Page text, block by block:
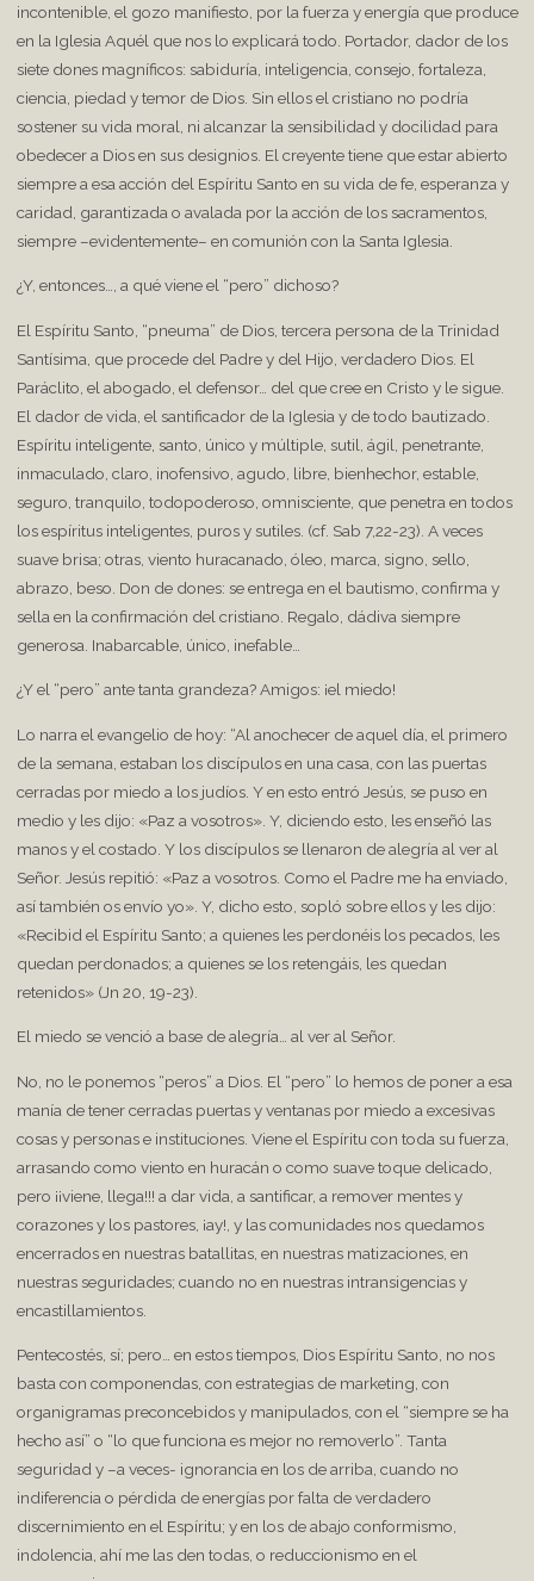
incontenible, el gozo manifiesto, por la fuerza y energía que produce
en la Iglesia Aquél que nos lo explicará todo. Portador, dador de los
siete dones magníficos: sabiduría, inteligencia, consejo, fortaleza,
ciencia, piedad y temor de Dios. Sin ellos el cristiano no podría
sostener su vida moral, ni alcanzar la sensibilidad y docilidad para
obedecer a Dios en sus designios. El creyente tiene que estar abierto
siempre a esa acción del Espíritu Santo en su vida de fe, esperanza y
caridad, garantizada o avalada por la acción de los sacramentos,
siempre –evidentemente– en comunión con la Santa Iglesia.
¿Y, entonces…, a qué viene el “pero” dichoso?
El Espíritu Santo, “pneuma” de Dios, tercera persona de la Trinidad
Santísima, que procede del Padre y del Hijo, verdadero Dios. El
Paráclito, el abogado, el defensor… del que cree en Cristo y le sigue.
El dador de vida, el santificador de la Iglesia y de todo bautizado.
Espíritu inteligente, santo, único y múltiple, sutil, ágil, penetrante,
inmaculado, claro, inofensivo, agudo, libre, bienhechor, estable,
seguro, tranquilo, todopoderoso, omnisciente, que penetra en todos
los espíritus inteligentes, puros y sutiles. (cf. Sab 7,22-23). A veces
suave brisa; otras, viento huracanado, óleo, marca, signo, sello,
abrazo, beso. Don de dones: se entrega en el bautismo, confirma y
sella en la confirmación del cristiano. Regalo, dádiva siempre
generosa. Inabarcable, único, inefable…
¿Y el “pero” ante tanta grandeza? Amigos: ¡el miedo!
Lo narra el evangelio de hoy: “Al anochecer de aquel día, el primero
de la semana, estaban los discípulos en una casa, con las puertas
cerradas por miedo a los judíos. Y en esto entró Jesús, se puso en
medio y les dijo: «Paz a vosotros». Y, diciendo esto, les enseñó las
manos y el costado. Y los discípulos se llenaron de alegría al ver al
Señor. Jesús repitió: «Paz a vosotros. Como el Padre me ha enviado,
así también os envío yo». Y, dicho esto, sopló sobre ellos y les dijo:
«Recibid el Espíritu Santo; a quienes les perdonéis los pecados, les
quedan perdonados; a quienes se los retengáis, les quedan
retenidos» (Jn 20, 19-23).
El miedo se venció a base de alegría… al ver al Señor.
No, no le ponemos “peros” a Dios. El “pero” lo hemos de poner a esa
manía de tener cerradas puertas y ventanas por miedo a excesivas
cosas y personas e instituciones. Viene el Espíritu con toda su fuerza,
arrasando como viento en huracán o como suave toque delicado,
pero ¡¡viene, llega!!! a dar vida, a santificar, a remover mentes y
corazones y los pastores, ¡ay!, y las comunidades nos quedamos
encerrados en nuestras batallitas, en nuestras matizaciones, en
nuestras seguridades; cuando no en nuestras intransigencias y
encastillamientos.
Pentecostés, sí; pero… en estos tiempos, Dios Espíritu Santo, no nos
basta con componendas, con estrategias de marketing, con
organigramas preconcebidos y manipulados, con el “siempre se ha
hecho así” o “lo que funciona es mejor no removerlo”. Tanta
seguridad y –a veces- ignorancia en los de arriba, cuando no
indiferencia o pérdida de energías por falta de verdadero
discernimiento en el Espíritu; y en los de abajo conformismo,
indolencia, ahí me las den todas, o reduccionismo en el